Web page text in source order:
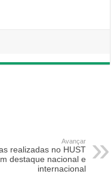
Avançar
realizadas no HUST
destaque nacional e
internacional